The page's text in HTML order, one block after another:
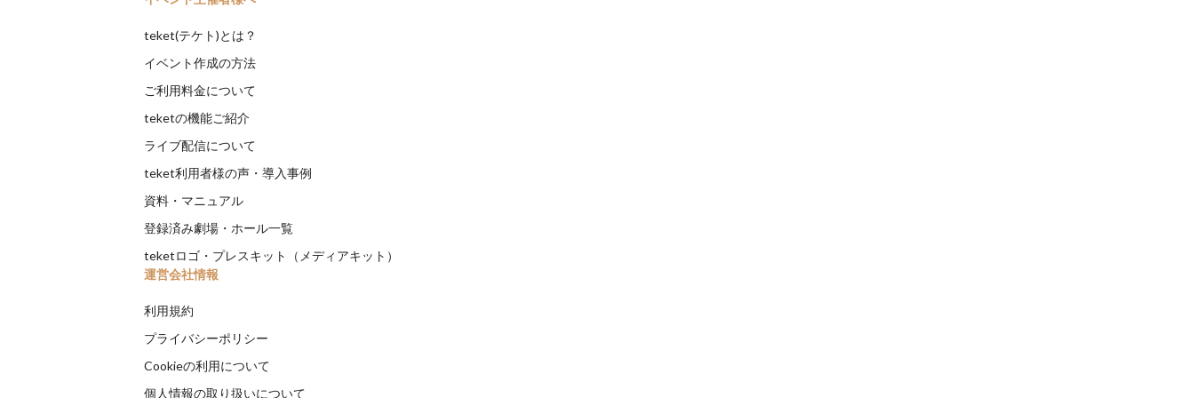
teket(テケト)とは？
イベント作成の方法
ご利用料金について
teketの機能ご紹介
ライブ配信について
teket利用者様の声・導入事例
資料・マニュアル
登録済み劇場・ホール一覧
teketロゴ・プレスキット（メディアキット）
運営会社情報
利用規約
プライバシーポリシー
Cookieの利用について
個人情報の取り扱いについて